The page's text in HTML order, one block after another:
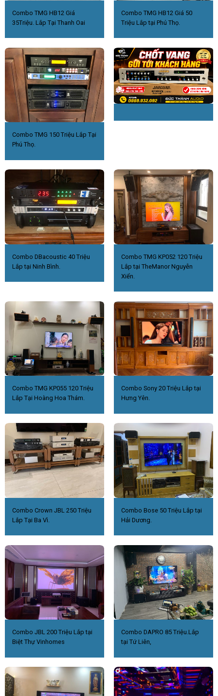
Combo TMG HB12 Giá
35Triệu. Lắp Tại Thanh Oai
Combo TMG HB12 Giá 50
Triệu Lắp tại Phú Thọ.
Combo TMG 150 Triệu Lắp Tại
Phú Thọ.
Combo DBacoustic 40 Triệu
Lắp tại Ninh Bình.
Combo TMG KP052 120 Triệu
Lắp tại TheManor Nguyễn
Xiển.
Combo TMG KP055 120 Triệu
Lắp Tại Hoàng Hoa Thám.
Combo Sony 20 Triệu Lắp tại
Hưng Yên.
Combo Crown JBL 250 Triệu
Lắp Tại Ba Vì.
Combo Bose 50 Triệu Lắp tại
Hải Dương.
Combo JBL 200 Triệu Lắp tại
Biệt Thự Vinhomes
Combo DAPRO 85 Triệu.Lắp
tại Tứ Liên,